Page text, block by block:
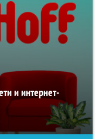
и интернет-